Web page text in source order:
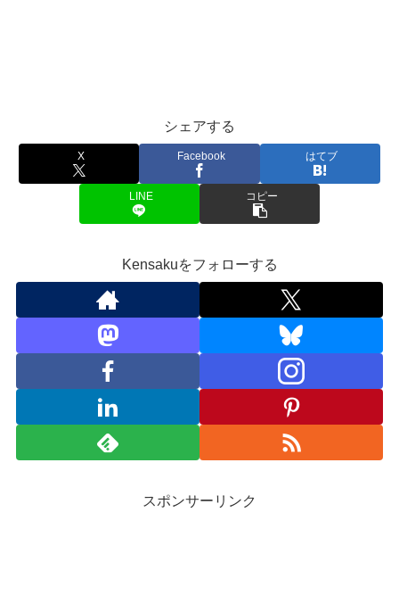
シェアする
X Facebook はてブ
LINE コピー
Kensakuをフォローする
スポンサーリンク